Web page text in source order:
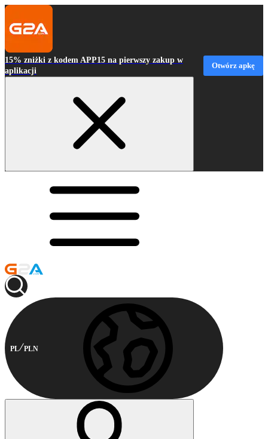
15% zniżki z kodem APP15 na pierwszy zakup w
aplikacji
Otwórz apkę
PL PLN